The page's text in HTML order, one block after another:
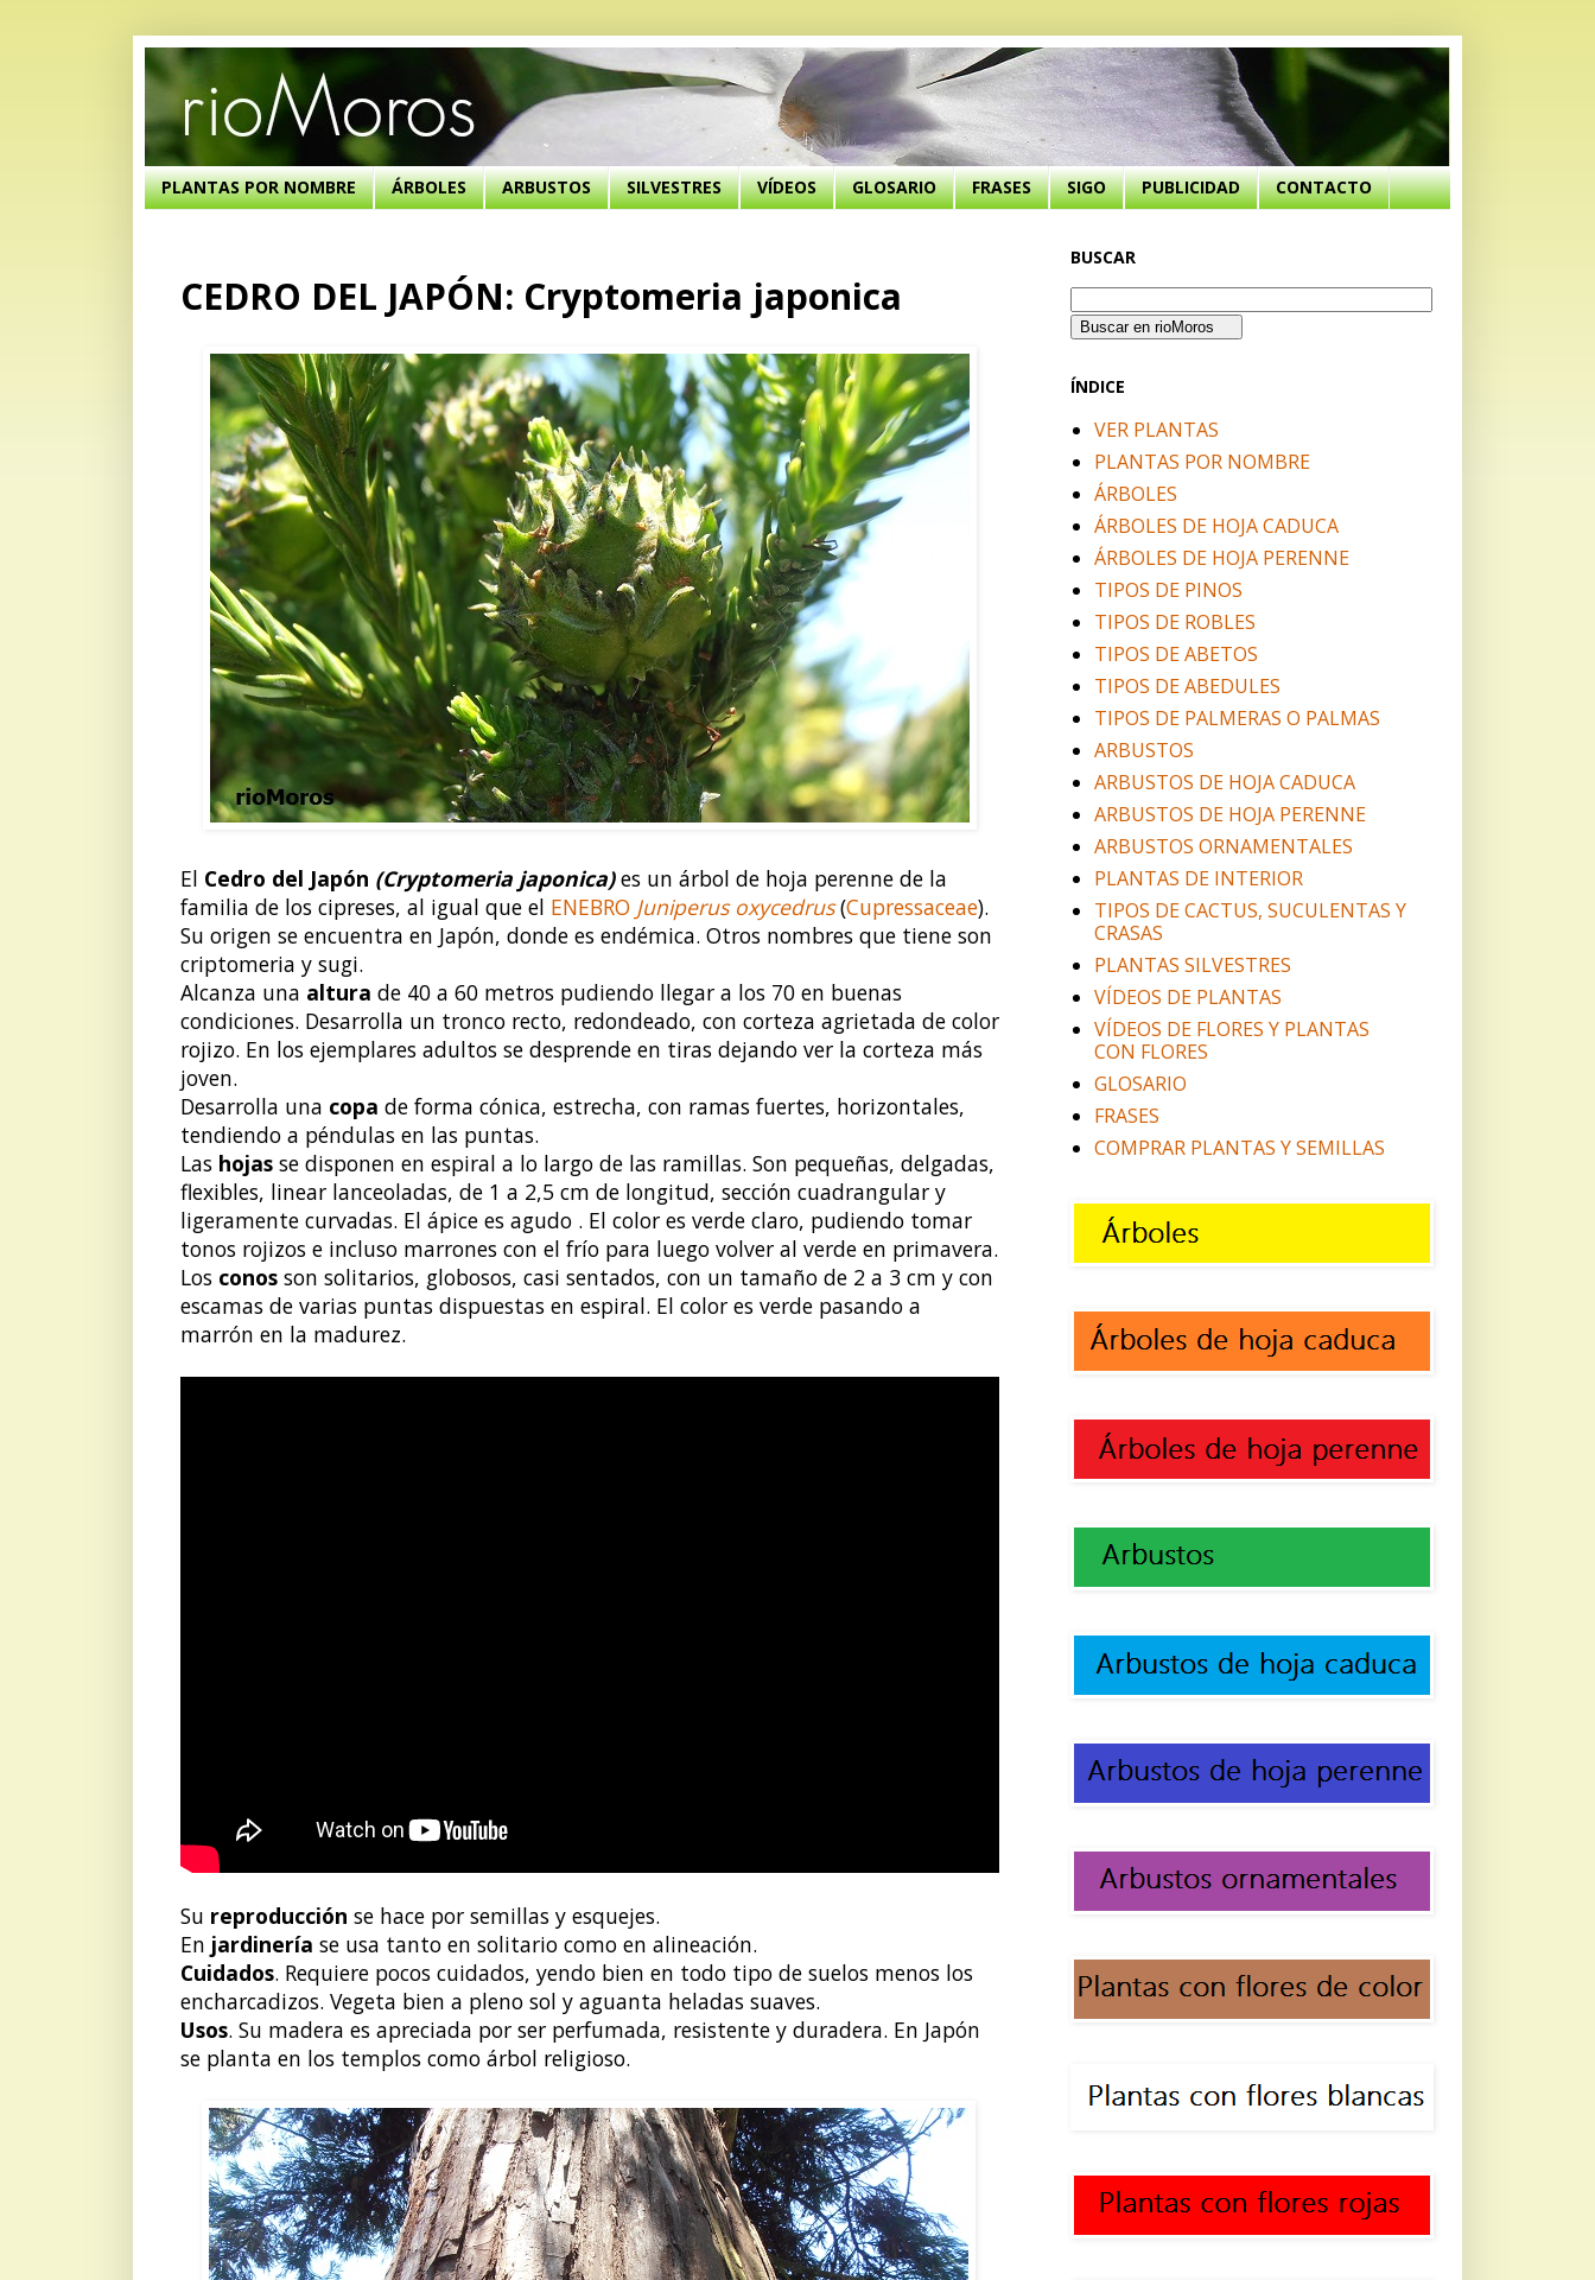
PLANTAS POR NOMBRE ÁRBOLES ARBUSTOS SILVESTRES VÍDEOS GLOSARIO FRASES SIGO PUBLICIDAD CONTACTO
CEDRO DEL JAPÓN: Cryptomeria japonica
El Cedro del Japón (Cryptomeria japonica)es un árbol de hoja perenne de la
familia de los cipreses, al igual que el ENEBRO Juniperus oxycedrus (Cupressaceae).
Su origen se encuentra en Japón, donde es endémica. Otros nombres que tiene son
criptomeria y sugi.
Alcanza una altura de 40 a 60 metros pudiendo llegar a los 70 en buenas
condiciones. Desarrolla un tronco recto, redondeado, con corteza agrietada de color
rojizo. En los ejemplares adultos se desprende en tiras dejando ver la corteza más
joven.
Desarrolla una copa de forma cónica, estrecha, con ramas fuertes, horizontales,
tendiendo a péndulas en las puntas.
Las hojas se disponen en espiral a lo largo de las ramillas. Son pequeñas, delgadas,
flexibles, linear lanceoladas, de 1 a 2,5 cm de longitud, sección cuadrangular y
ligeramente curvadas. El ápice es agudo . El color es verde claro, pudiendo tomar
tonos rojizos e incluso marrones con el frío para luego volver al verde en primavera.
Los conos son solitarios, globosos, casi sentados, con un tamaño de 2 a 3 cm y con
escamas de varias puntas dispuestas en espiral. El color es verde pasando a
marrón en la madurez.
Su reproducción se hace por semillas y esquejes.
En jardinería se usa tanto en solitario como en alineación.
Cuidados. Requiere pocos cuidados, yendo bien en todo tipo de suelos menos los
encharcadizos. Vegeta bien a pleno sol y aguanta heladas suaves.
Usos. Su madera es apreciada por ser perfumada, resistente y duradera. En Japón
se planta en los templos como árbol religioso.
BUSCAR
ÍNDICE
VER PLANTAS
PLANTAS POR NOMBRE
ÁRBOLES
ÁRBOLES DE HOJA CADUCA
ÁRBOLES DE HOJA PERENNE
TIPOS DE PINOS
TIPOS DE ROBLES
TIPOS DE ABETOS
TIPOS DE ABEDULES
TIPOS DE PALMERAS O PALMAS
ARBUSTOS
ARBUSTOS DE HOJA CADUCA
ARBUSTOS DE HOJA PERENNE
ARBUSTOS ORNAMENTALES
PLANTAS DE INTERIOR
TIPOS DE CACTUS, SUCULENTAS Y
CRASAS
PLANTAS SILVESTRES
VÍDEOS DE PLANTAS
VÍDEOS DE FLORES Y PLANTAS
CON FLORES
GLOSARIO
FRASES
COMPRAR PLANTAS Y SEMILLAS